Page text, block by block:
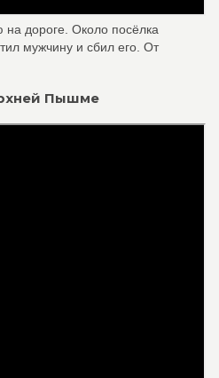
дороге. Около посёлка
мужчину и сбил его. От
Пышме